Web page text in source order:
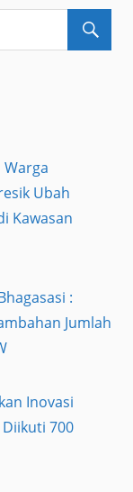
Ubah
Kawasan
:
Jumlah
Inovasi
700